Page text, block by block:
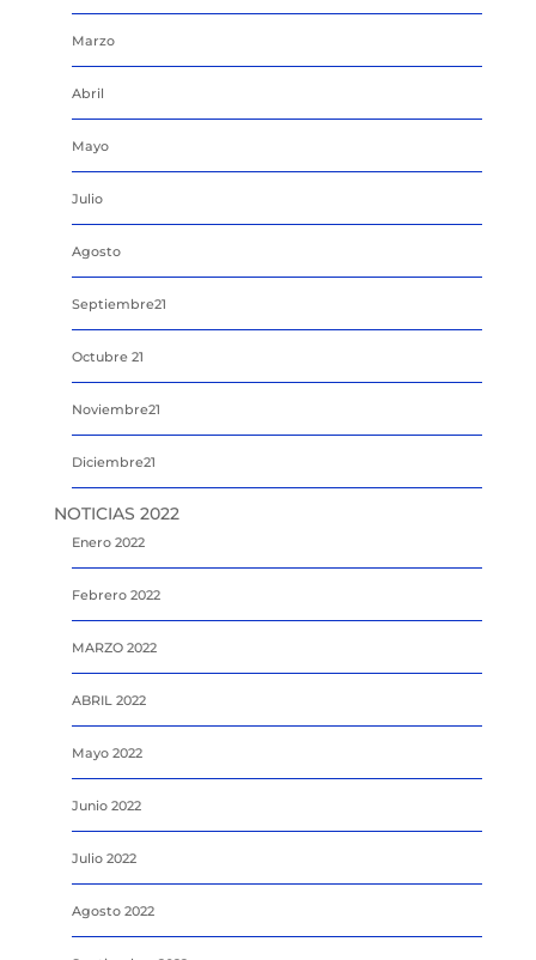
Marzo
Abril
Mayo
Julio
Agosto
Septiembre21
Octubre 21
Noviembre21
Diciembre21
NOTICIAS 2022
Enero 2022
Febrero 2022
MARZO 2022
ABRIL 2022
Mayo 2022
Junio 2022
Julio 2022
Agosto 2022